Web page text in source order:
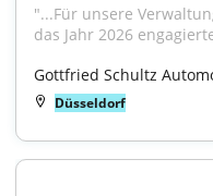
"...Für unsere
das Jahr 2026
Gottfried Schultz
Düsseldorf